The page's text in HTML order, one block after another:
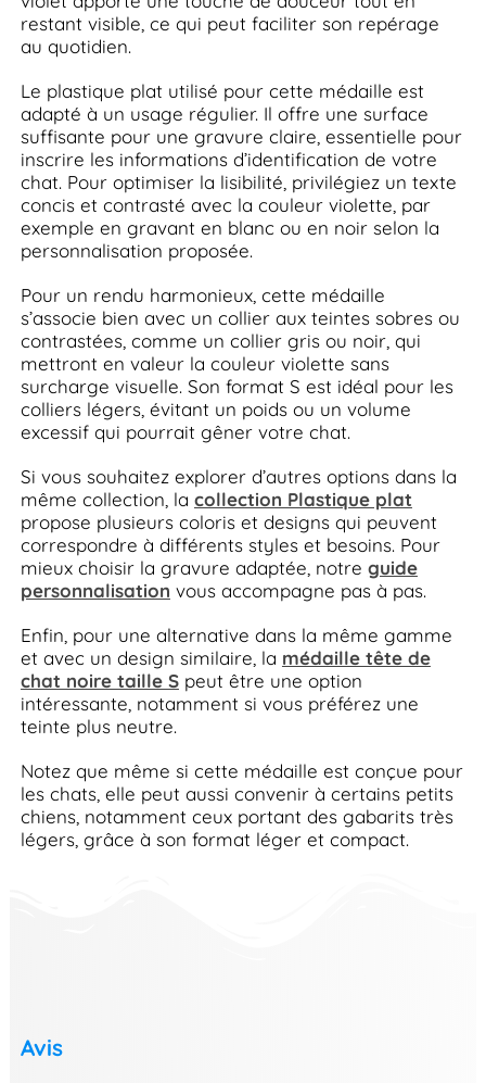
restant visible, ce qui peut faciliter son repérage
au quotidien.
Le plastique plat utilisé pour cette médaille est
adapté à un usage régulier. Il offre une surface
suffisante pour une gravure claire, essentielle pour
inscrire les informations d’identification de votre
chat. Pour optimiser la lisibilité, privilégiez un texte
concis et contrasté avec la couleur violette, par
exemple en gravant en blanc ou en noir selon la
personnalisation proposée.
Pour un rendu harmonieux, cette médaille
s’associe bien avec un collier aux teintes sobres ou
contrastées, comme un collier gris ou noir, qui
mettront en valeur la couleur violette sans
surcharge visuelle. Son format S est idéal pour les
colliers légers, évitant un poids ou un volume
excessif qui pourrait gêner votre chat.
Si vous souhaitez explorer d’autres options dans la
même collection, la collection Plastique plat
propose plusieurs coloris et designs qui peuvent
correspondre à différents styles et besoins. Pour
mieux choisir la gravure adaptée, notre guide
personnalisation vous accompagne pas à pas.
Enfin, pour une alternative dans la même gamme
et avec un design similaire, la médaille tête de
chat noire taille Speut être une option
intéressante, notamment si vous préférez une
teinte plus neutre.
Notez que même si cette médaille est conçue pour
les chats, elle peut aussi convenir à certains petits
chiens, notamment ceux portant des gabarits très
légers, grâce à son format léger et compact.
Avis